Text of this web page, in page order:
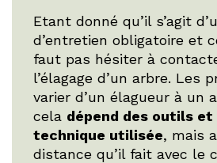
Etant donné qu’il s’agit
d’entretien obligatoire et
faut pas hésiter à
l’élagage d’un arbre. Les
varier d’un élagueur à un
cela dépend des outils et
technique utilisée, mais
distance qu’il fait avec le